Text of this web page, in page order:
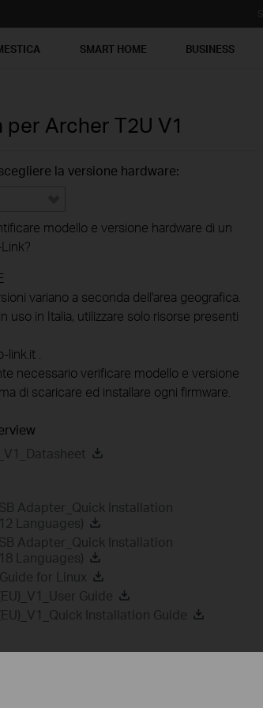
SMART HOME BUSINESS
per Archer T2U V1
la versione hardware:
modello e versione hardware di un
variano a seconda dell'area geografica.
uso in Italia, utilizzare solo risorse presenti
.
necessario verificare modello e versione
di scaricare ed installare ogni firmware.
Adapter_Quick Installation
Languages)
Adapter_Quick Installation
Languages)
for Linux
Guide
Installation Guide